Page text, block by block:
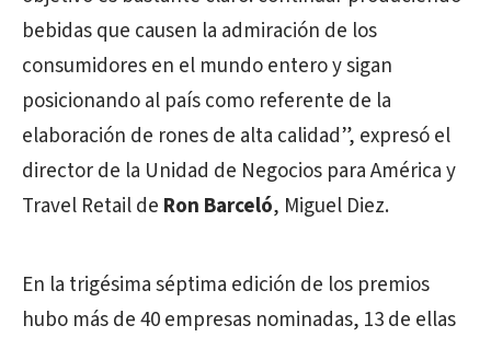
bebidas que causen la admiración de los
consumidores en el mundo entero y sigan
posicionando al país como referente de la
elaboración de rones de alta calidad”, expresó el
director de la Unidad de Negocios para América y
Travel Retail de Ron Barceló, Miguel Diez.
En la trigésima séptima edición de los premios
hubo más de 40 empresas nominadas, 13 de ellas